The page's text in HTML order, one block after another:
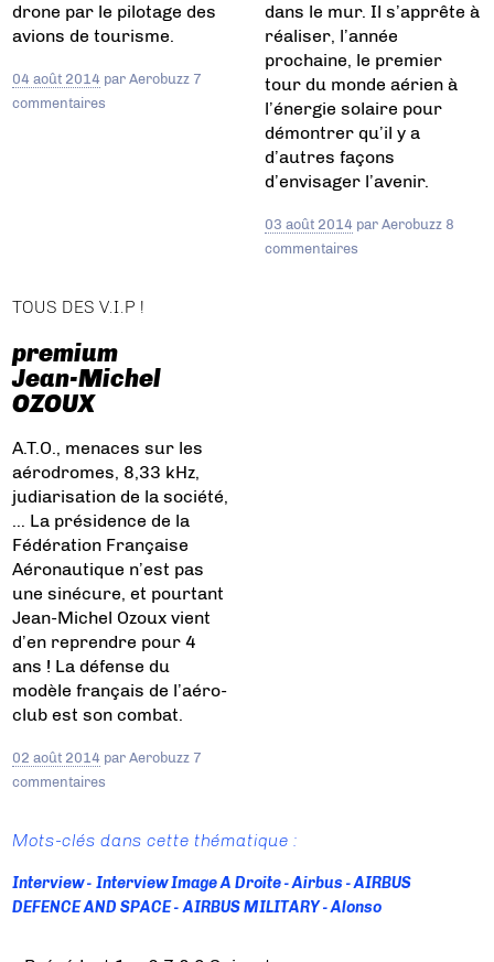
Mots-clés dans cette thématique :
Interview Interview Image A Droite Airbus
AIRBUS
DEFENCE AND SPACE
AIRBUS MILITARY Alonso
drone par le pilotage des
avions de tourisme.
04 août 2014 parAerobuzz 7
commentaires
dans le mur. Il s’apprête à
réaliser, l’année
prochaine, le premier
tour du monde aérien à
l’énergie solaire pour
démontrer qu’il y a
d’autres façons
d’envisager l’avenir.
03 août 2014 par Aerobuzz 8
commentaires
TOUS DES V.I.P !
premium
Jean-Michel
OZOUX
A.T.O., menaces sur les
aérodromes, 8,33 kHz,
judiarisation de la société,
… La présidence de la
Fédération Française
Aéronautique n’est pas
une sinécure, et pourtant
Jean-Michel Ozoux vient
d’en reprendre pour 4
ans ! La défense du
modèle français de l’aéro-
club est son combat.
02 août 2014 parAerobuzz 7
commentaires